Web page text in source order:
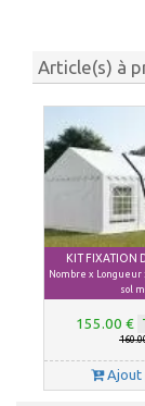
Article(s) à
KIT FIXATION
Nombre x Longueur
sol
155.00 €
Ajout